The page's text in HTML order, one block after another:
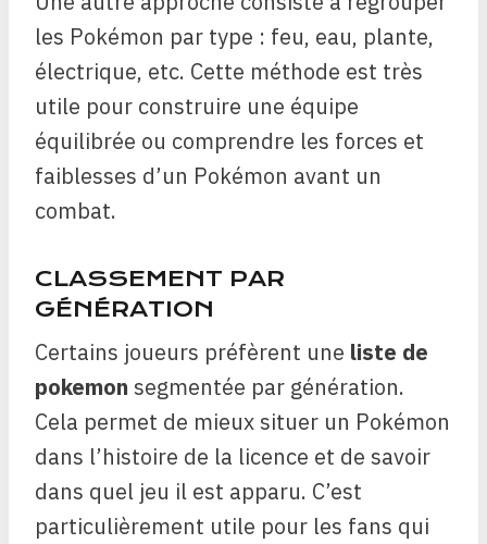
les Pokémon par type : feu, eau, plante,
électrique, etc. Cette méthode est très
utile pour construire une équipe
équilibrée ou comprendre les forces et
faiblesses d’un Pokémon avant un
combat.
CLASSEMENT PAR
GÉNÉRATION
Certains joueurs préfèrent une liste de
pokemon segmentée par génération.
Cela permet de mieux situer un Pokémon
dans l’histoire de la licence et de savoir
dans quel jeu il est apparu. C’est
particulièrement utile pour les fans qui